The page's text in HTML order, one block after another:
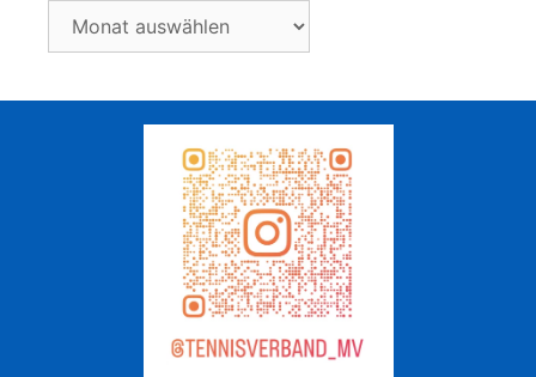
Archiv/vorher.